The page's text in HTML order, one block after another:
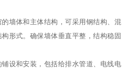
墙体和主体结构，可采用钢结构、混
形式。确保墙体垂直平整，结构稳固
设和安装，包括给排水管道、电线电